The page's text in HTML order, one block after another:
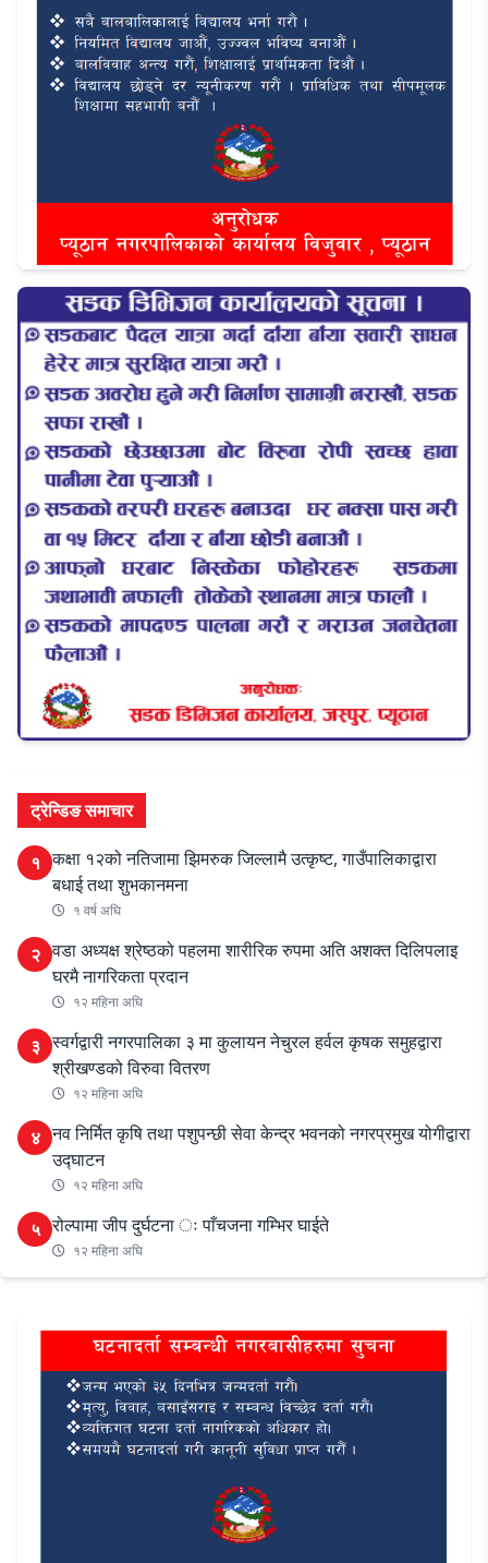
ट्रेन्डिङ समाचार
१ कक्षा १२को नतिजामा झिमरुक जिल्लामै उत्कृष्ट, गाउँपालिकाद्वारा
बधाई तथा शुभकानमना
१ वर्ष अघि
२ वडा अध्यक्ष श्रेष्ठको पहलमा शारीरिक रुपमा अति अशक्त दिलिपलाइ
घरमै नागरिकता प्रदान
१२ महिना अघि
३ स्वर्गद्वारी नगरपालिका ३ मा कुलायन नेचुरल हर्वल कृषक समुहद्वारा
श्रीखण्डको विरुवा वितरण
१२ महिना अघि
४ नव निर्मित कृषि तथा पशुपन्छी सेवा केन्द्र भवनको नगरप्रमुख योगीद्वारा
उद्घाटन
१२ महिना अघि
५ रोल्पामा जीप दुर्घटना ः पाँचजना गम्भिर घाईते
१२ महिना अघि